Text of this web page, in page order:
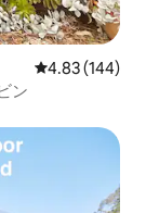
レビュー144
4.83 (144)
ン